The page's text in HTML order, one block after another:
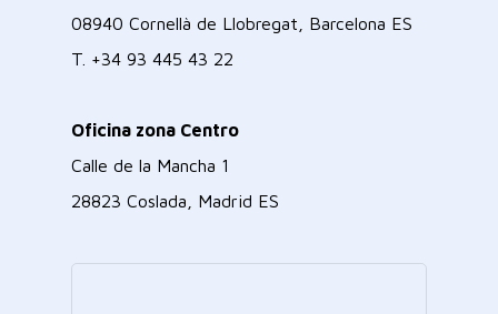
08940 Cornellà de Llobregat, Barcelona ES
T. +34 93 445 43 22
Oficina zona Centro
Calle de la Mancha 1
28823 Coslada, Madrid ES